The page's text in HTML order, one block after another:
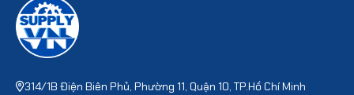
314/1B Điện Biên Phủ, Phường 11, Quận 10, TP.Hồ Chí Minh